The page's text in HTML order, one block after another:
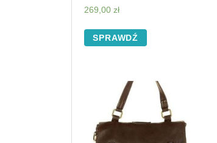
269,00 zł
SPRAWDŹ